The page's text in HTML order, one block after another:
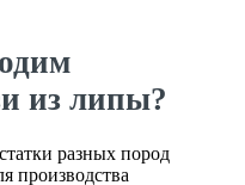
из липы?
разных пород
производства